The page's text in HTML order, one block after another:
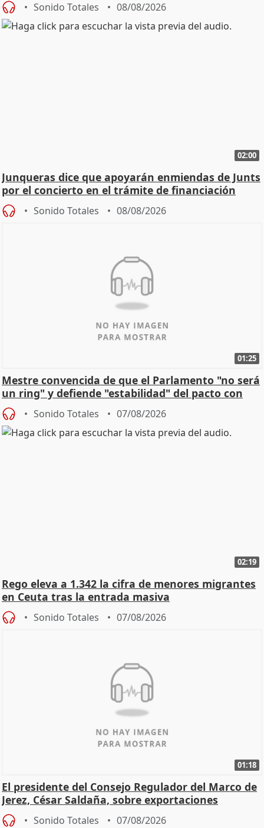
Sonido Totales 08/08/2026
02:00
Junqueras dice que apoyarán enmiendas de Junts
por el concierto en el trámite de financiación
Sonido Totales 08/08/2026
01:25
Mestre convencida de que el Parlamento "no será
un ring" y defiende "estabilidad" del pacto con
Vox
Sonido Totales 07/08/2026
02:19
Rego eleva a 1.342 la cifra de menores migrantes
en Ceuta tras la entrada masiva
Sonido Totales 07/08/2026
01:18
El presidente del Consejo Regulador del Marco de
Jerez, César Saldaña, sobre exportaciones
Sonido Totales 07/08/2026